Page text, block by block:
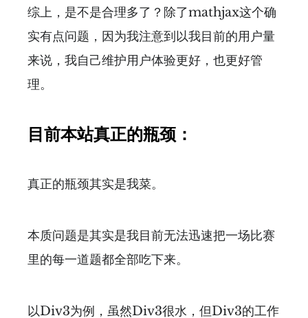
综上，是不是合理多了？除了mathjax这个确
实有点问题，因为我注意到以我目前的用户量
来说，我自己维护用户体验更好，也更好管
理。
目前本站真正的瓶颈：
真正的瓶颈其实是我菜。
本质问题是其实是我目前无法迅速把一场比赛
里的每一道题都全部吃下来。
以Div3为例，虽然Div3很水，但Div3的工作